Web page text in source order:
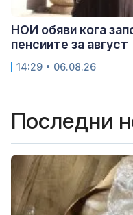
НОИ обяви кога
пенсиите за август
14:29 • 06.08.26
Последни